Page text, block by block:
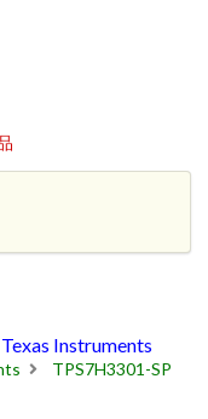
Instruments
TPS7H3301-SP